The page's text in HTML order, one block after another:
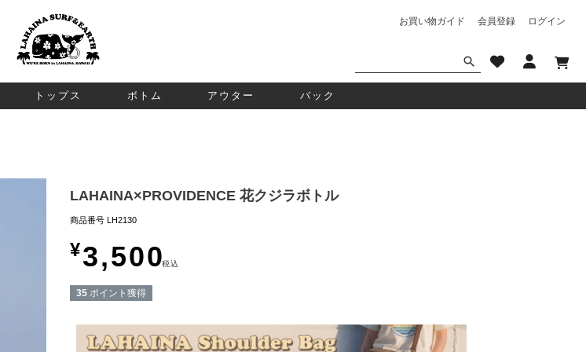
お買い物ガイド 会員登録 ログイン
検索
トップス ボトム アウター バック
LAHAINA×PROVIDENCE 花クジラボトル
商品番号 LH2130
¥3,500税込
35 ポイント獲得